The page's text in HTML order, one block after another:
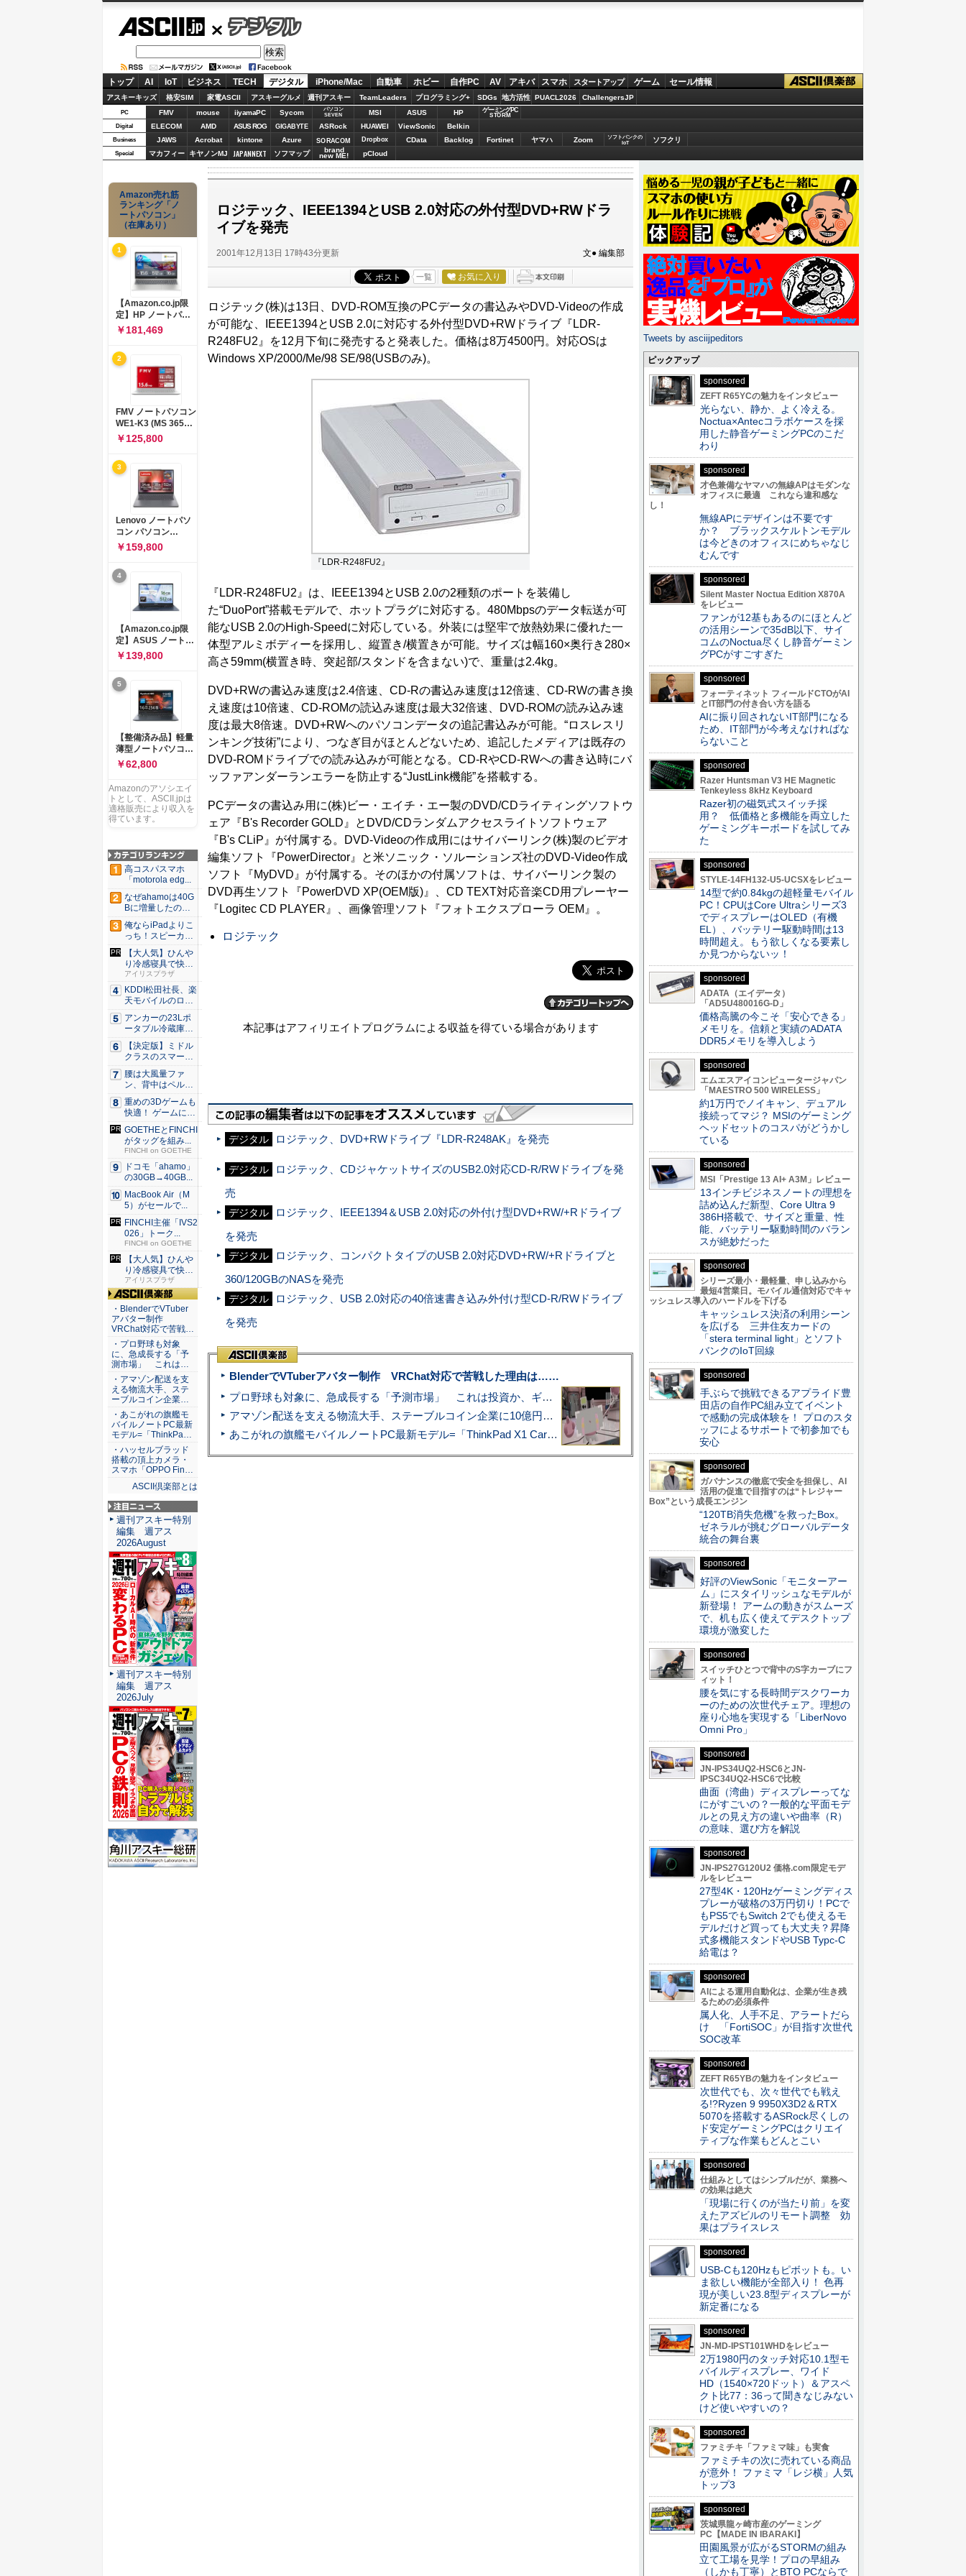
デジタル
トップ AI IoT ビジネス TECH デジタル iPhone/Mac 自動車 ホビー 自作PC AV アキバ スマホ スタートアップ ゲーム セール情報
アスキーキッズ 格安SIM 家電ASCII アスキーグルメ 週刊アスキー TeamLeaders プログラミング+ SDGs 地方活性 PUACL2026 ChallengersJP
PC FMV mouse iiyamaPC Sycom
パソコン
SEVEN
MSI ASUS HP ゲーミングPC
STORM
Digital ELECOM AMD ASUS ROG GIGABYTE ASRock HUAWEI ViewSonic Belkin
Business JAWS Acrobat kintone Azure SORACOM Dropbox CData Backlog Fortinet ヤマハ Zoom
ソフトバンクの
IoT
ソフクリ
Special マカフィー キヤノンMJ JAPANNEXT ソフマップ brand
new ME! pCloud
ロジテック、IEEE1394とUSB 2.0対応の外付型DVD+RWドラ
イブを発売
2001年12月13日 17時43分更新 文● 編集部
一覧 お気に入り
ロジテック(株)は13日、DVD-ROM互換のPCデータの書込みやDVD-Videoの作成
が可能な、IEEE1394とUSB 2.0に対応する外付型DVD+RWドライブ『LDR-
R248FU2』を12月下旬に発売すると発表した。価格は8万4500円。対応OSは
Windows XP/2000/Me/98 SE/98(USBのみ)。
『LDR-R248FU2』
『LDR-R248FU2』は、IEEE1394とUSB 2.0の2種類のポートを装備し
た“DuoPort”搭載モデルで、ホットプラグに対応する。480Mbpsのデータ転送が可
能なUSB 2.0のHigh-Speedに対応している。外装には堅牢で放熱効果に優れた一
体型アルミボディーを採用し、縦置き/横置きが可能。サイズは幅160×奥行き280×
高さ59mm(横置き時、突起部/スタンドを含まない)で、重量は2.4kg。
DVD+RWの書込み速度は2.4倍速、CD-Rの書込み速度は12倍速、CD-RWの書き換
え速度は10倍速、CD-ROMの読込み速度は最大32倍速、DVD-ROMの読み込み速
度は最大8倍速。DVD+RWへのパソコンデータの追記書込みが可能。“ロスレスリ
ンキング技術”により、つなぎ目がほとんどないため、追記したメディアは既存の
DVD-ROMドライブでの読み込みが可能となる。CD-RやCD-RWへの書き込時にバ
ッファアンダーランエラーを防止する“JustLink機能”を搭載する。
PCデータの書込み用に(株)ビー・エイチ・エー製のDVD/CDライティングソフトウ
ェア『B's Recorder GOLD』とDVD/CDランダムアクセスライトソフトウェア
『B's CLiP』が付属する。DVD-Videoの作成用にはサイバーリンク(株)製のビデオ
編集ソフト『PowerDirector』と米ソニック・ソルーションズ社のDVD-Video作成
ソフト『MyDVD』が付属する。そのほかの付属ソフトは、サイバーリンク製の
DVD再生ソフト『PowerDVD XP(OEM版)』、CD TEXT対応音楽CD用プレーヤー
『Logitec CD PLAYER』、画像管理ソフト『フォトエクスプローラ OEM』。
ロジテック
本記事はアフィリエイトプログラムによる収益を得ている場合があります
デジタル ロジテック、DVD+RWドライブ『LDR-R248AK』を発売
デジタル
ロジテック、CDジャケットサイズのUSB2.0対応CD-R/RWドライブを発
売
デジタル
ロジテック、IEEE1394＆USB 2.0対応の外付け型DVD+RW/+Rドライブ
を発売
デジタル
ロジテック、コンパクトタイプのUSB 2.0対応DVD+RW/+Rドライブと
360/120GBのNASを発売
デジタル
ロジテック、USB 2.0対応の40倍速書き込み外付け型CD-R/RWドライブ
を発売
BlenderでVTuberアバター制作 VRChat対応で苦戦した理由は……
プロ野球も対象に、急成長する「予測市場」 これは投資か、ギャンブルか
アマゾン配送を支える物流大手、ステーブルコイン企業に10億円投資のワケ
あこがれの旗艦モバイルノートPC最新モデル=「ThinkPad X1 Carbon Gen 14 Aura Edition」実機レビュー
Amazon売れ筋
ランキング「ノ
ートパソコン」
（在庫あり）
1
【Amazon.co.jp限
定】HP ノートパソ
コン 15-fd 15.6イン
チ インテル Core 5
120U メモリ16GB
SSD512GB
Windows 11
Microsoft Office
2024搭載 WPS
Office搭載 カメラシ
ャッター 指紋認証 薄
型 Copilotキー搭載
ナチュラルシルバー
￥181,469
2
FMV ノートパソコン
WE1-K3 (MS 365
Personal/Copilotキ
ー搭載/Win 11/15.6
型/Core
i5/16GB/SSD
512GB/ホワイト)
FMVWK3E15W_AZ
￥125,800
3
Lenovo ノートパソ
コン パソコン
IdeaPad Slim 3 14.0
インチ AMD
Ryzen™ 5 8640HS
メモリ16GB
SSD512GB
Microsoft 365 試用
版 Windows11 バッ
テリー駆動12.6時間
重量1.39kg ルナグレ
ー 83K9003JJP ノー
トPC
￥159,800
4
【Amazon.co.jp限
定】ASUS ノートパ
ソコン Vivobook 15
M1502NAQ 15.6イ
ンチ AMD Ryzen 7
170 メモリ16GB
SSD 512GB
Microsoft 365
Personal (24か月版)
搭載 Windows 11 重
量1.7kg Wi-Fi 6E ク
ワイエットブルー
M1502NAQ-
￥139,800
5
【整備済み品】軽量
薄型ノートパソコン
dynabook G83 ■
13.3型
FHD(1920x1080) -
高性能第11世代Core
i5-1135G7 - メモリ
16GB - SSD 256GB
USB Type-C - MS
Office 2021 - Win11
搭載
￥62,800
Amazonのアソシエイ
トとして、ASCII.jpは
適格販売により収入を
得ています。
高コスパスマホ
「motorola edg...
なぜahamoは40G
Bに増量したの
か ...
俺ならiPadよりこ
っち！スピーカー
9個...
【大人気】ひんや
り冷感寝具で快適
な睡眠を...
アイリスプラザ
KDDI松田社長、楽
天モバイルのロー
ミン...
アンカーの23Lポ
ータブル冷蔵庫が
Ama...
【決定版】ミドル
クラスのスマート
フォンの...
腰は大風量ファ
ン、背中はペルチ
ェ冷却。ダ...
重めの3Dゲームも
快適！ ゲームに強
いH...
GOETHEとFINCHI
がタッグを組み...
FINCHI on GOETHE
ドコモ「ahamo」
の30GB→40GB...
MacBook Air（M
5）がセールで...
FINCHI主催「IVS2
026」トーク...
FINCHI on GOETHE
【大人気】ひんや
り冷感寝具で快適
な睡眠を...
アイリスプラザ
ASCII倶楽部
・BlenderでVTuber
アバター制作
VRChat対応で苦戦…
・プロ野球も対象
に、急成長する「予
測市場」 これは…
・アマゾン配送を支
える物流大手、ステ
ーブルコイン企業…
・あこがれの旗艦モ
バイルノートPC最新
モデル=「ThinkPa…
・ハッセルブラッド
搭載の頂上カメラ・
スマホ「OPPO Fin…
ASCII倶楽部とは
注目ニュース
週刊アスキー特別
編集 週アス
2026August
週刊アスキー特別
編集 週アス
2026July
Tweets by asciijpeditors
ピックアップ
sponsored
ZEFT R65YCの魅力をインタビュー
光らない、静か、よく冷える。
Noctua×Antecコラボケースを採
用した静音ゲーミングPCのこだ
わり
sponsored
才色兼備なヤマハの無線APはモダンな
オフィスに最適 これなら違和感な
し！
無線APにデザインは不要です
か？ ブラックスケルトンモデル
は今どきのオフィスにめちゃなじ
むんです
sponsored
Silent Master Noctua Edition X870A
をレビュー
ファンが12基もあるのにほとんど
の活用シーンで35dB以下、サイ
コムのNoctua尽くし静音ゲーミン
グPCがすごすぎた
sponsored
フォーティネット フィールドCTOがAI
とIT部門の付き合い方を語る
AIに振り回されないIT部門になる
ため、IT部門が今考えなければな
らないこと
sponsored
Razer Huntsman V3 HE Magnetic
Tenkeyless 8kHz Keyboard
Razer初の磁気式スイッチ採
用？ 低価格と多機能を両立した
ゲーミングキーボードを試してみ
た
sponsored
STYLE-14FH132-U5-UCSXをレビュー
14型で約0.84kgの超軽量モバイル
PC！CPUはCore Ultraシリーズ3
でディスプレーはOLED（有機
EL）、バッテリー駆動時間は13
時間超え。もう欲しくなる要素し
か見つからないッ！
sponsored
ADATA（エイデータ）
「AD5U480016G-D」
価格高騰の今こそ「安心できる」
メモリを。信頼と実績のADATA
DDR5メモリを導入しよう
sponsored
エムエスアイコンピュータージャパン
「MAESTRO 500 WIRELESS」
約1万円でノイキャン、デュアル
接続ってマジ？ MSIのゲーミング
ヘッドセットのコスパがどうかし
ている
sponsored
MSI「Prestige 13 AI+ A3M」レビュー
13インチビジネスノートの理想を
詰め込んだ新型、Core Ultra 9
386H搭載で、サイズと重量、性
能、バッテリー駆動時間のバラン
スが絶妙だった
sponsored
シリーズ最小・最軽量、申し込みから
最短4営業日。モバイル通信対応でキャ
ッシュレス導入のハードルを下げる
キャッシュレス決済の利用シーン
を広げる 三井住友カードの
「stera terminal light」とソフト
バンクのIoT回線
sponsored
手ぶらで挑戦できるアプライド豊
田店の自作PC組み立てイベント
で感動の完成体験を！ プロのスタ
ッフによるサポートで初参加でも
安心
sponsored
ガバナンスの徹底で安全を担保し、AI
活用の促進で目指すのは“トレジャー
Box”という成長エンジン
“120TB消失危機”を救ったBox。
ゼネラルが挑むグローバルデータ
統合の舞台裏
sponsored
好評のViewSonic「モニターアー
ム」にスタイリッシュなモデルが
新登場！ アームの動きがスムーズ
で、机も広く使えてデスクトップ
環境が激変した
sponsored
スイッチひとつで背中のS字カーブにフ
ィット！
腰を気にする長時間デスクワーカ
ーのための次世代チェア。理想の
座り心地を実現する「LiberNovo
Omni Pro」
sponsored
JN-IPS34UQ2-HSC6とJN-
IPSC34UQ2-HSC6で比較
曲面（湾曲）ディスプレーってな
にがすごいの？一般的な平面モデ
ルとの見え方の違いや曲率（R）
の意味、選び方を解説
sponsored
JN-IPS27G120U2 価格.com限定モデ
ルをレビュー
27型4K・120Hzゲーミングディス
プレーが破格の3万円切り！PCで
もPS5でもSwitch 2でも使えるモ
デルだけど買っても大丈夫？昇降
式多機能スタンドやUSB Typc-C
給電は？
sponsored
AIによる運用自動化は、企業が生き残
るための必須条件
属人化、人手不足、アラートだら
け 「FortiSOC」が目指す次世代
SOC改革
sponsored
ZEFT R65YBの魅力をインタビュー
次世代でも、次々世代でも戦え
る!?Ryzen 9 9950X3D2＆RTX
5070を搭載するASRock尽くしの
ド安定ゲーミングPCはクリエイ
ティブな作業もどんとこい
sponsored
仕組みとしてはシンプルだが、業務へ
の効果は絶大
「現場に行くのが当たり前」を変
えたアズビルのリモート調整 効
果はプライスレス
sponsored
USB-Cも120Hzもピボットも。い
ま欲しい機能が全部入り！ 色再
現が美しい23.8型ディスプレーが
新定番になる
sponsored
JN-MD-IPST101WHDをレビュー
2万1980円のタッチ対応10.1型モ
バイルディスプレー、ワイド
HD（1540×720ドット）＆アスペ
クト比77：36って聞きなじみない
けど使いやすいの？
sponsored
ファミチキ「ファミマ味」も実食
ファミチキの次に売れている商品
が意外！ ファミマ「レジ横」人気
トップ3
sponsored
茨城県龍ヶ崎市産のゲーミング
PC【MADE IN IBARAKI】
田園風景が広がるSTORMの組み
立て工場を見学！プロの早組み
（しかも丁寧）とBTO PCならで